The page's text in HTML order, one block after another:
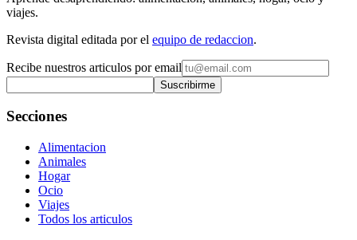
viajes.
Revista digital editada por el equipo de redaccion.
Recibe nuestros articulos por email
Suscribirme
Secciones
Alimentacion
Animales
Hogar
Ocio
Viajes
Todos los articulos